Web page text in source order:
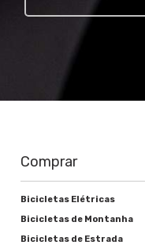
Comprar
Bicicletas Elétricas
Bicicletas de Montanha
Bicicletas de Estrada